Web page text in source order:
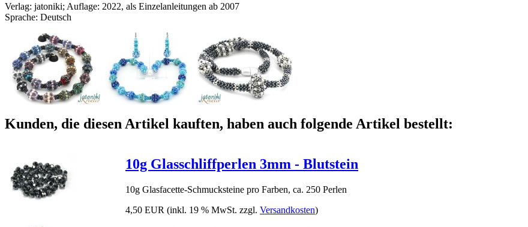
Verlag: jatoniki; Auflage: 2022, als Einzelanleitungen ab 2007
Sprache: Deutsch
Kunden, die diesen Artikel kauften, haben auch folgende Artikel bestellt:
10g Glasschliffperlen 3mm - Blutstein
10g Glasfacette-Schmucksteine pro Farben, ca. 250 Perlen
4,50 EUR (inkl. 19 % MwSt. zzgl. Versandkosten)